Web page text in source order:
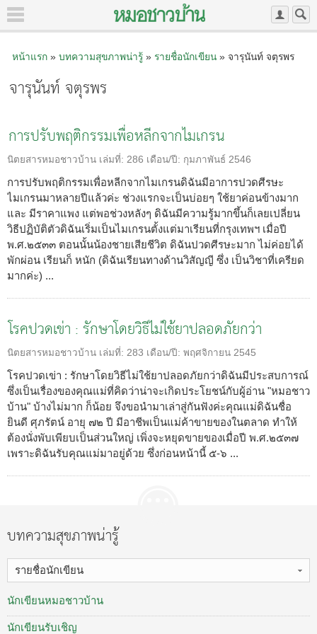
หน้าแรก» บทความสุขภาพน่ารู้» รายชื่อนักเขียน» จารุนันท์ จตุรพร
จารุนันท์ จตุรพร
การปรับพฤติกรรมเพื่อหลีกจากไมเกรน
นิตยสารหมอชาวบ้าน เล่มที่: 286 เดือน/ปี: กุมภาพันธ์ 2546
การปรับพฤติกรรมเพื่อหลีกจากไมเกรนดิฉันมีอาการปวดศีรษะ
ไมเกรนมาหลายปีแล้วค่ะ ช่วงแรกจะเป็นบ่อยๆ ใช้ยาค่อนข้างมาก
และ มีราคาแพง แต่พอช่วงหลังๆ ดิฉันมีความรู้มากขึ้นก็เลยเปลี่ยน
วิธีปฏิบัติตัวดิฉันเริ่มเป็นไมเกรนตั้งแต่มาเรียนที่กรุงเทพฯ เมื่อปี
พ.ศ.๒๕๓๓ ตอนนั้นน้องชายเสียชีวิต ดิฉันปวดศีรษะมาก ไม่ค่อยได้
พักผ่อน เรียนก็ หนัก (ดิฉันเรียนทางด้านวิสัญญี ซึ่ง เป็นวิชาที่เครียด
มากค่ะ) ...
โรคปวดเข่า : รักษาโดยวิธีไม่ใช้ยาปลอดภัยกว่า
นิตยสารหมอชาวบ้าน เล่มที่: 283 เดือน/ปี: พฤศจิกายน 2545
โรคปวดเข่า : รักษาโดยวิธีไม่ใช้ยาปลอดภัยกว่าดิฉันมีประสบการณ์
ซึ่งเป็นเรื่องของคุณแม่ที่คิดว่าน่าจะเกิดประโยชน์กับผู้อ่าน "หมอชาว
บ้าน" บ้างไม่มาก ก็น้อย จึงขอนำมาเล่าสู่กันฟังค่ะคุณแม่ดิฉันชื่อ
ยินดี ศุภรัตน์ อายุ ๗๒ ปี มีอาชีพเป็นแม่ค้าขายของในตลาด ทำให้
ต้องนั่งพับเพียบเป็นส่วนใหญ่ เพิ่งจะหยุดขายของเมื่อปี พ.ศ.๒๕๓๗
เพราะดิฉันรับคุณแม่มาอยู่ด้วย ซึ่งก่อนหน้านี้ ๕-๖ ...
บทความสุขภาพน่ารู้
รายชื่อนักเขียน
นักเขียนหมอชาวบ้าน
นักเขียนรับเชิญ